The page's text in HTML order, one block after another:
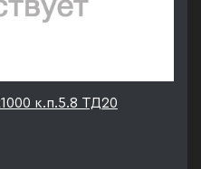
к.п.5.8 ТД20